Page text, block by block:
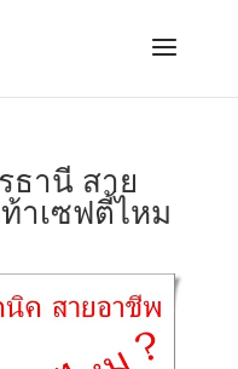
ธานี สาย
าเซฟตี้ไหม